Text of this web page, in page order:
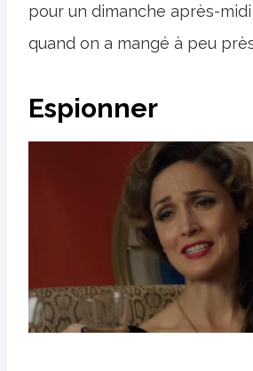
pour un dimanche après-
quand on a mangé à peu
Espionner